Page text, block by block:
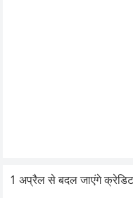
1 अप्रैल से बदल जाएंगे क्रेडिट